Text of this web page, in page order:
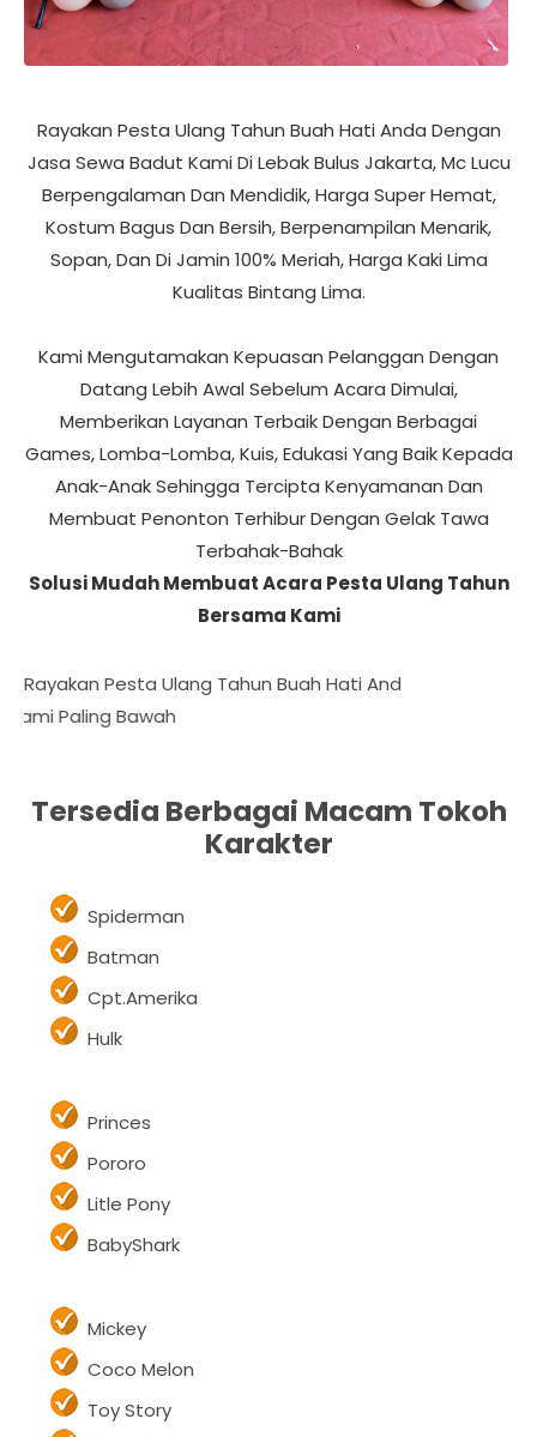
Rayakan Pesta Ulang Tahun Buah Hati Anda Dengan
Jasa Sewa Badut Kami Di Lebak Bulus Jakarta, Mc Lucu
Berpengalaman Dan Mendidik, Harga Super Hemat,
Kostum Bagus Dan Bersih, Berpenampilan Menarik,
Sopan, Dan Di Jamin 100% Meriah, Harga Kaki Lima
Kualitas Bintang Lima.
Kami Mengutamakan Kepuasan Pelanggan Dengan
Datang Lebih Awal Sebelum Acara Dimulai,
Memberikan Layanan Terbaik Dengan Berbagai
Games, Lomba-Lomba, Kuis, Edukasi Yang Baik Kepada
Anak-Anak Sehingga Tercipta Kenyamanan Dan
Membuat Penonton Terhibur Dengan Gelak Tawa
Terbahak-Bahak
Solusi Mudah Membuat Acara Pesta Ulang Tahun
Bersama Kami
Rayakan Pesta Ulang Tahun Buah Hati Anda Dengan
Jasa Sewa
Tersedia Berbagai Macam Tokoh
Spiderman
Batman
Cpt.Amerika
Princes
Pororo
Litle Pony
Mickey
Coco Melon